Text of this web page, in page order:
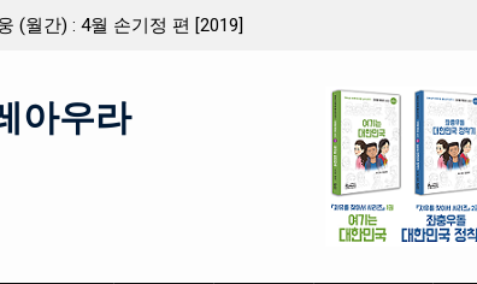
년 영웅」 제5호 유관순열사 편 2019년 03월
아우라